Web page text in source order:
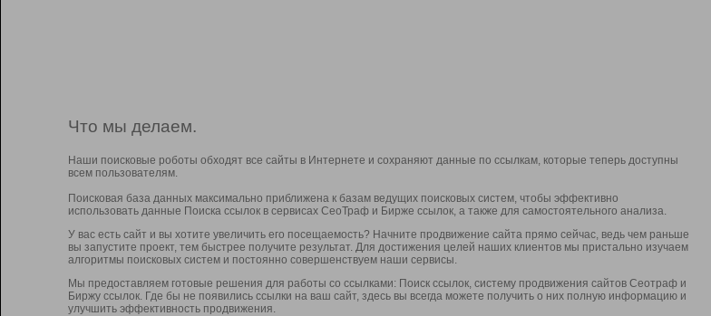
Что мы делаем.
Наши поисковые роботы обходят все сайты в Интернете и сохраняют данные по ссылкам, которые теперь доступны
всем пользователям.
Поисковая база данных максимально приближена к базам ведущих поисковых систем, чтобы эффективно
использовать данные Поиска ссылок в сервисах СеоТраф и Бирже ссылок, а также для самостоятельного анализа.
У вас есть сайт и вы хотите увеличить его посещаемость? Начните продвижение сайта прямо сейчас, ведь чем раньше
вы запустите проект, тем быстрее получите результат. Для достижения целей наших клиентов мы пристально изучаем
алгоритмы поисковых систем и постоянно совершенствуем наши сервисы.
Мы предоставляем готовые решения для работы со ссылками: Поиск ссылок, систему продвижения сайтов Сеотраф и
Биржу ссылок. Где бы не появились ссылки на ваш сайт, здесь вы всегда можете получить о них полную информацию и
улучшить эффективность продвижения.